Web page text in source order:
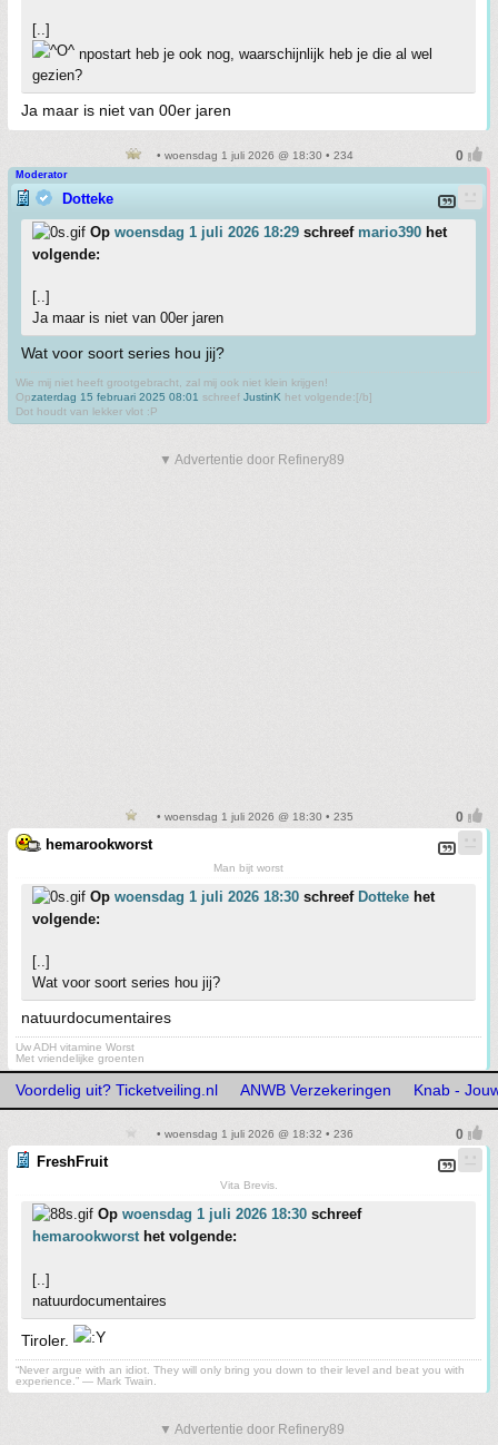
[..]
npostart heb je ook nog, waarschijnlijk heb je die al wel
gezien?
Ja maar is niet van 00er jaren
• woensdag 1 juli 2026 @ 18:30 • 234
Moderator
Dotteke
Op woensdag 1 juli 2026 18:29 schreef mario390 het
volgende:
[..]
Ja maar is niet van 00er jaren
Wat voor soort series hou jij?
Wie mij niet heeft grootgebracht, zal mij ook niet klein krijgen!
Opzaterdag 15 februari 2025 08:01 schreef JustinK het volgende:[/b]
Dot houdt van lekker vlot :P
▼ Advertentie door Refinery89
• woensdag 1 juli 2026 @ 18:30 • 235
hemarookworst
Man bijt worst
Op woensdag 1 juli 2026 18:30 schreef Dotteke het
volgende:
[..]
Wat voor soort series hou jij?
natuurdocumentaires
Uw ADH vitamine Worst
Met vriendelijke groenten
Voordelig uit? Ticketveiling.nl ANWB Verzekeringen Knab -
• woensdag 1 juli 2026 @ 18:32 • 236
FreshFruit
Vita Brevis.
Op woensdag 1 juli 2026 18:30 schreef
hemarookworsthet volgende:
[..]
natuurdocumentaires
Tiroler.
“Never argue with an idiot. They will only bring you down to their level and beat you with
experience.” ― Mark Twain.
▼ Advertentie door Refinery89